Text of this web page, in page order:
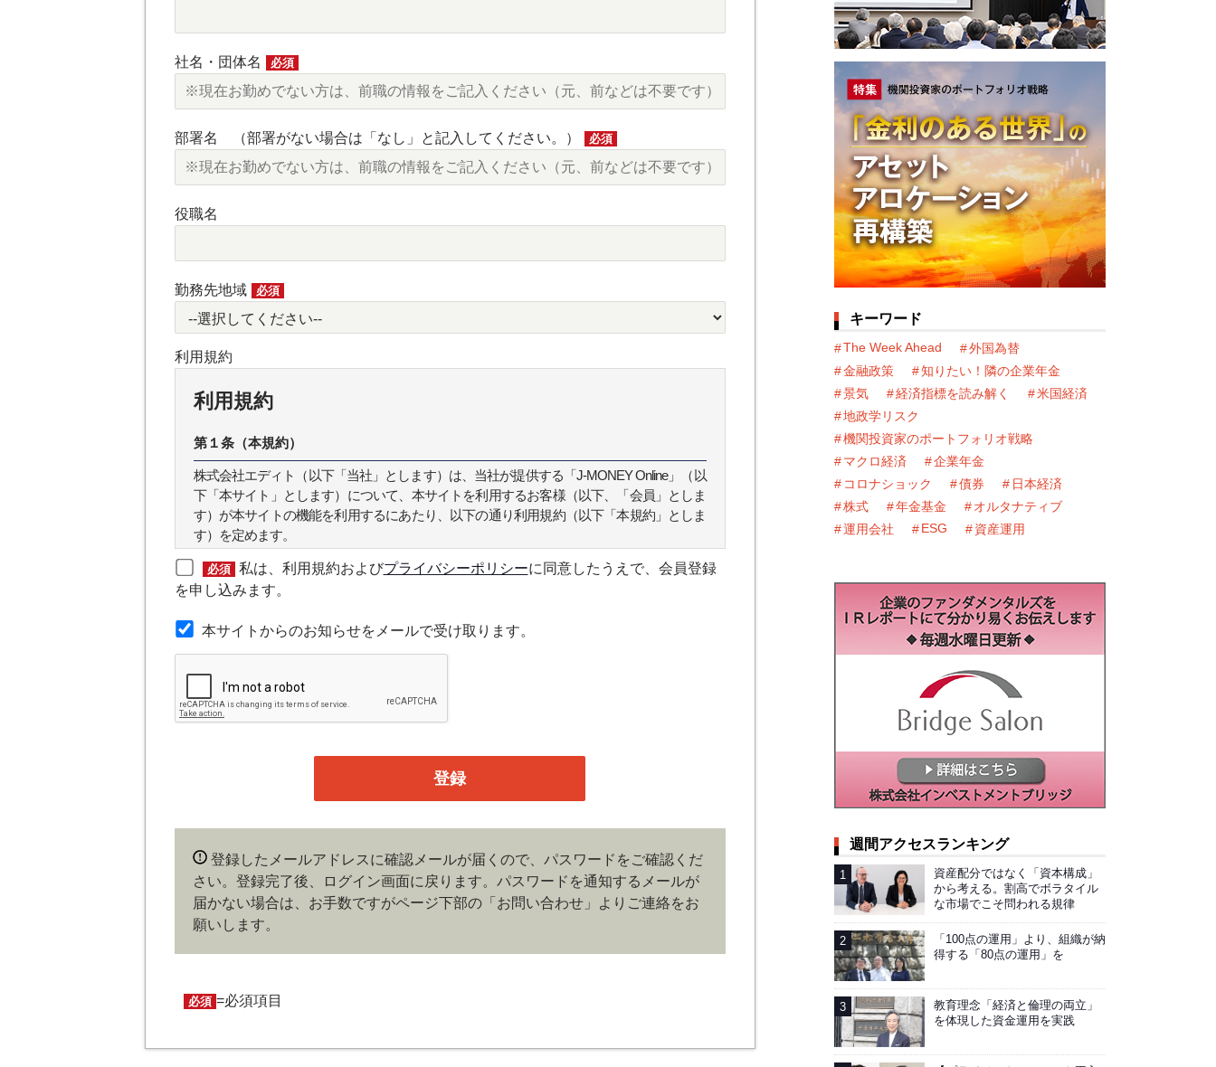
社名・団体名 必須
部署名 （部署がない場合は「なし」と記入してください。） 必須
役職名
勤務先地域 必須
利用規約
利用規約
第１条（本規約）
株式会社エディト（以下「当社」とします）は、当社が提供する「J-MONEY Online」（以
下「本サイト」とします）について、本サイトを利用するお客様（以下、「会員」としま
す）が本サイトの機能を利用するにあたり、以下の通り利用規約（以下「本規約」としま
す）を定めます。
第２条（本規約の範囲）
第３条（会員）
本サイトの会員は、機関投資家や金融機関の役職員、事業会社の経営者・財務担当者、そ
の他金融ビジネスに携わる企業や官公庁、研究機関などの役職員、もしくは専門家のいず
れかに該当していることを条件とし、登録の申し込みを行うには、当社が入会を承諾した
ある場合や本規約に違反するおそれがある場合には、当社は会員登録を拒否もしくは抹消
第４条（ユーザー名とパスワードの管理）
ユーザー名およびパスワードの利用、管理は会員の自己責任において行うものとします。
会員は、ユーザー名およびパスワードの第三者への漏洩、利用許諾、貸与、譲渡、名義変
更、売買、その他の担保に供するなどの行為をしてはならないものとします。ユーザー名
およびパスワードの使用によって生じた損害の責任は、会員が負うものとし、当社は一切
必須 私は、利用規約およびプライバシーポリシーに同意したうえで、会員登録
を申し込みます。
本サイトからのお知らせをメールで受け取ります。
登録したメールアドレスに確認メールが届くので、パスワードをご確認くだ
さい。登録完了後、ログイン画面に戻ります。 パスワードを通知するメールが
届かない場合は、お手数ですがページ下部の「お問い合わせ」よりご連絡をお
願いします。
必須 =必須項目
キーワード
The Week Ahead
外国為替
金融政策
知りたい！隣の企業年金
景気
経済指標を読み解く
米国経済
地政学リスク
機関投資家のポートフォリオ戦略
マクロ経済
企業年金
コロナショック
債券
日本経済
株式
年金基金
オルタナティブ
運用会社
ESG 資産運用
週間アクセスランキング
資産配分ではなく「資本構成」
から考える。割高でボラタイル
な市場でこそ問われる規律
「100点の運用」より、組織が納
得する「80点の運用」を
教育理念「経済と倫理の両立」
を体現した資金運用を実践